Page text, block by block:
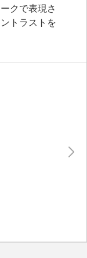
クで表現さ
トラストを
ドを採用し
。
なアクセン
）】